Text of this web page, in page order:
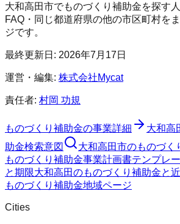
大和高田市でものづくり補助金を探す
FAQ・同じ都道府県の他の市区町村を
ジです。
最終更新日: 2026年7月17日
運営・編集: 株式会社Mycat
責任者: 村岡 功規
ものづくり補助金の事業詳細 大和高
助金検索意図 大和高田市のものづく
ものづくり補助金事業計画書テンプレ
と期限大和高田のものづくり補助金と
ものづくり補助金地域ページ
Cities